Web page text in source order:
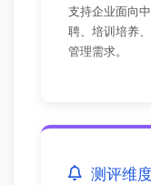
支持企业面向
聘、培训培养
管理需求。
测评维